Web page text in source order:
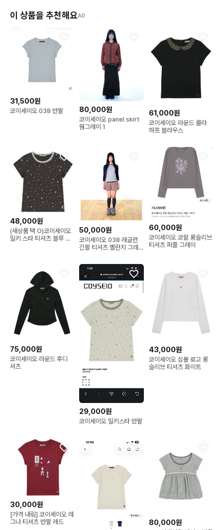
이 상품을 추천해요AD
31,500원
코이세이오 038 반팔 80,000원
코이세이오 panel skirt
웜그레이 1
61,000원
코이세이오 라운드 콜라
하프 블라우스
48,000원
(새상품 택 O)코이세이오
밀키 스타 티셔츠 블루 차
50,000원
코이세이오 038 레글런
긴팔 티셔츠 멜란지 그레
60,000원
코이세이오 코랄 롱슬리브
티셔츠 퍼플 그레이
75,000원
코이세이오 라운드 후디
셔츠
29,000원
코이세이오 밀키스타 반팔
43,000원
코이세이오 심볼 로고 롱
슬리브 티셔츠 화이트
30,000원
[가격 내림] 코이세이오 레
그나 티셔츠 반팔 레드
80,000원